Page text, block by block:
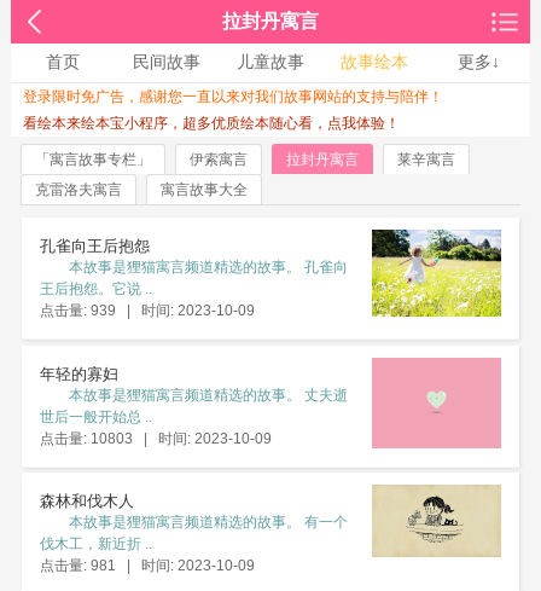
拉封丹寓言
首页 民间故事 儿童故事 故事绘本
更多↓
收起↑
登录限时免广告，感谢您一直以来对我们故事网站的支持与陪伴！
看绘本来绘本宝小程序，超多优质绘本随心看，点我体验！
「寓言故事专栏」 伊索寓言 拉封丹寓言
莱辛寓言
克雷洛夫寓言
寓言故事大全
孔雀向王后抱怨
本故事是狸猫寓言频道精选的故事。 孔雀向
王后抱怨。它说 ..
点击量: 939 | 时间: 2023-10-09
年轻的寡妇
本故事是狸猫寓言频道精选的故事。 丈夫逝
世后一般开始总 ..
点击量: 10803 | 时间: 2023-10-09
森林和伐木人
本故事是狸猫寓言频道精选的故事。 有一个
伐木工，新近折 ..
点击量: 981 | 时间: 2023-10-09